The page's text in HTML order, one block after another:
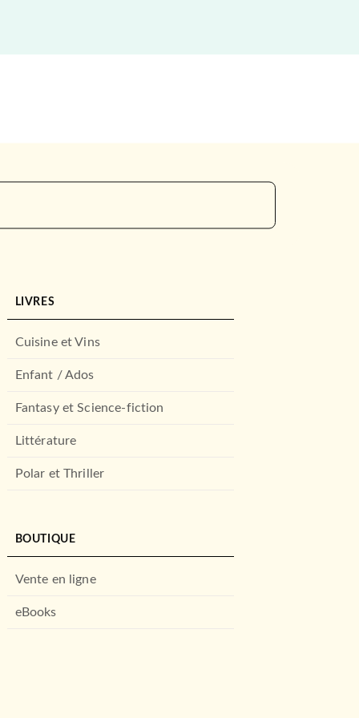
LIVRES
Cuisine et Vins
Enfant / Ados
Fantasy et Science-fiction
Littérature
Polar et Thriller
BOUTIQUE
Vente en ligne
eBooks